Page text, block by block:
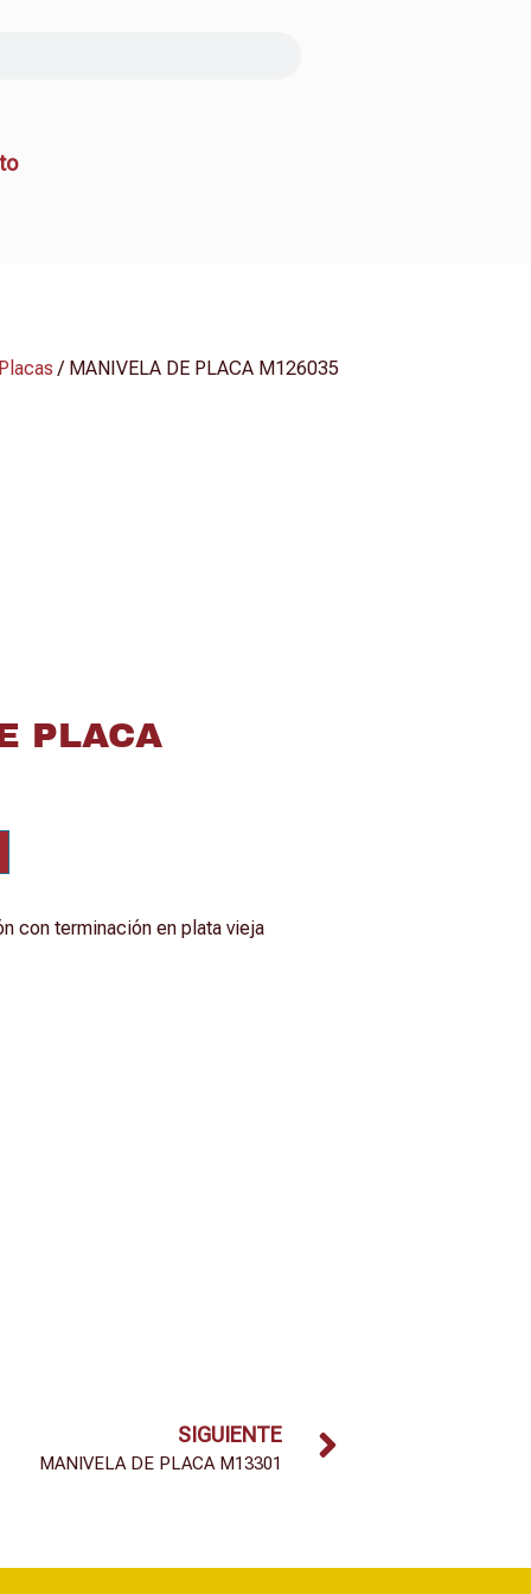
/ MANIVELA DE PLACA M126035
PLACA
con terminación en plata vieja
SIGUIENTE
MANIVELA DE PLACA M13301